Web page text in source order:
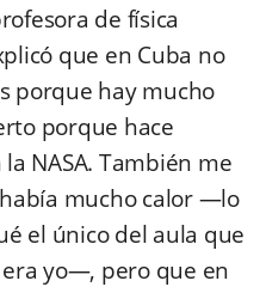
de física
que en Cuba no
porque hay mucho
porque hace
NASA. También me
mucho calor —lo
el único del aula que
yo—, pero que en